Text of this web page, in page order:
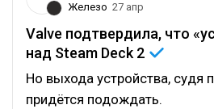
Железо 27 апр
Valve подтвердила, что
над Steam Deck 2
Но выхода устройства, судя
придётся подождать.